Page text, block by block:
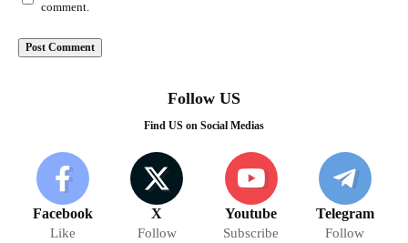
comment.
Follow US
Find US on Social Medias
Facebook
Like
X
Follow
Youtube
Subscribe
Telegram
Follow